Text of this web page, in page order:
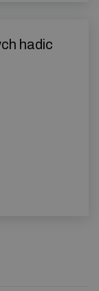
hadic